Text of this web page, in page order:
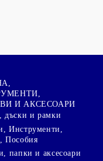
И АКСЕСОАРИ
дъски и рамки
Инструменти,
Пособия
папки и аксесоари